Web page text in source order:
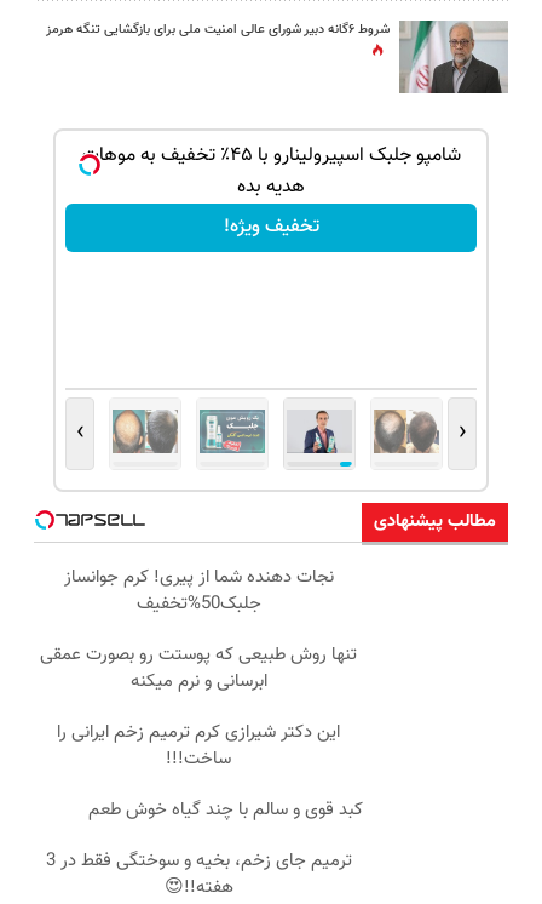
شروط ۶گانه دبیر شورای عالی امنیت ملی برای بازگشایی تنگه هرمز
شامپو جلبک اسپیرولینارو با ۴۵٪ تخفیف به موهات
هدیه بده
تخفیف ویژه!
‹
›
مطالب پیشنهادی
نجات دهنده شما از پیری! کرم جوانساز
جلبک50%تخفیف
تنها روش طبیعی که پوستت رو بصورت عمقی
ابرسانی و نرم میکنه
این دکتر شیرازی کرم ترمیم زخم ایرانی را
ساخت!!!
کبد قوی و سالم با چند گیاه خوش طعم
ترمیم جای زخم، بخیه و سوختگی فقط در 3
هفته!!😍